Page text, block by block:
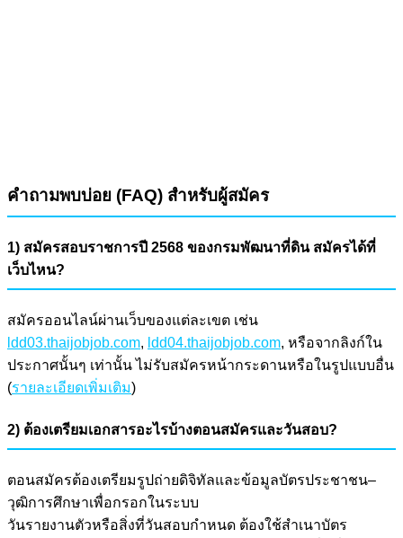
คำถามพบบ่อย (FAQ) สำหรับผู้สมัคร
1) สมัครสอบราชการปี 2568 ของกรมพัฒนาที่ดิน สมัครได้ที่
เว็บไหน?
สมัครออนไลน์ผ่านเว็บของแต่ละเขต เช่น
ldd03.thaijobjob.com, ldd04.thaijobjob.com, หรือจากลิงก์ใน
ประกาศนั้นๆ เท่านั้น ไม่รับสมัครหน้ากระดานหรือในรูปแบบอื่น
(รายละเอียดเพิ่มเติม)
2) ต้องเตรียมเอกสารอะไรบ้างตอนสมัครและวันสอบ?
ตอนสมัครต้องเตรียมรูปถ่ายดิจิทัลและข้อมูลบัตรประชาชน–
วุฒิการศึกษาเพื่อกรอกในระบบ
วันรายงานตัวหรือสิ่งที่วันสอบกำหนด ต้องใช้สำเนาบัตร